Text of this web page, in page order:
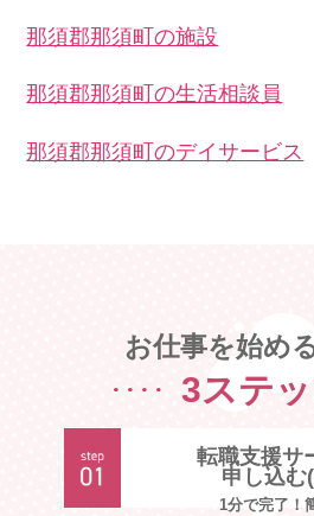
那須郡那須町の施設
那須郡那須町の生活相談員
那須郡那須町のデイサービス
お仕事を始め
3ステ
転職支援サ
申し込む
1分で完了！